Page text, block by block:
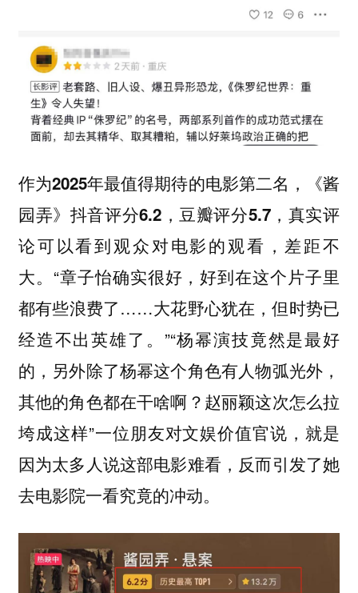
作为2025年最值得期待的电影第二名，《酱
园弄》抖音评分6.2，豆瓣评分5.7，真实评
论可以看到观众对电影的观看，差距不
大。 “章子怡确实很好，好到在这个片子里
都有些浪费了……大花野心犹在，但时势已
经造不出英雄了。”“杨幂演技竟然是最好
的，另外除了杨幂这个角色有人物弧光外，
其他的角色都在干啥啊？赵丽颖这次怎么拉
垮成这样”一位朋友对文娱价值官说，就是
因为太多人说这部电影难看，反而引发了她
去电影院一看究竟的冲动。